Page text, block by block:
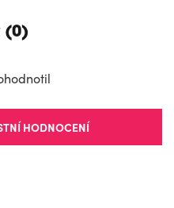
(0)
HODNOCENÍ